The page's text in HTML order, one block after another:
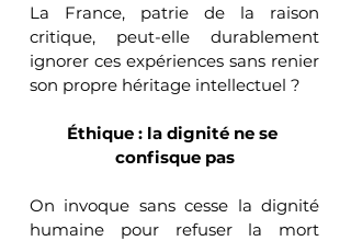
La France, patrie de la raison
critique, peut-elle durablement
ignorer ces expériences sans renier
son propre héritage intellectuel ?
Éthique : la dignité ne se
confisque pas
On invoque sans cesse la dignité
humaine pour refuser la mort